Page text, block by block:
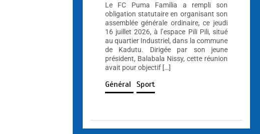
Le FC Puma Familia a rempli son
obligation statutaire en organisant son
assemblée générale ordinaire, ce jeudi
16 juillet 2026, à l’espace Pili Pili, situé
au quartier Industriel, dans la commune
de Kadutu. Dirigée par son jeune
président, Balabala Nissy, cette réunion
avait pour objectif […]
Général Sport